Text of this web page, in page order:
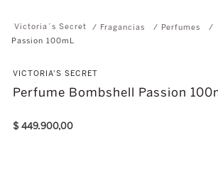
Fragancias Perfumes
Passion 100mL
VICTORIA'S SECRET
Perfume Bombshell Passion
$ 449.900,00